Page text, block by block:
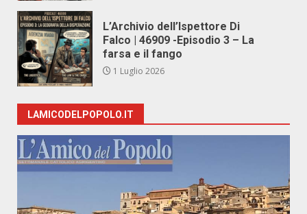
L’Archivio dell’Ispettore Di
Falco | 46909 -Episodio 3 – La
farsa e il fango
1 Luglio 2026
LAMICODELPOPOLO.IT